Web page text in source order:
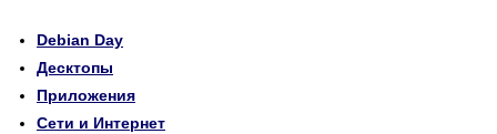
Debian Day
Десктопы
Приложения
Сети и Интернет